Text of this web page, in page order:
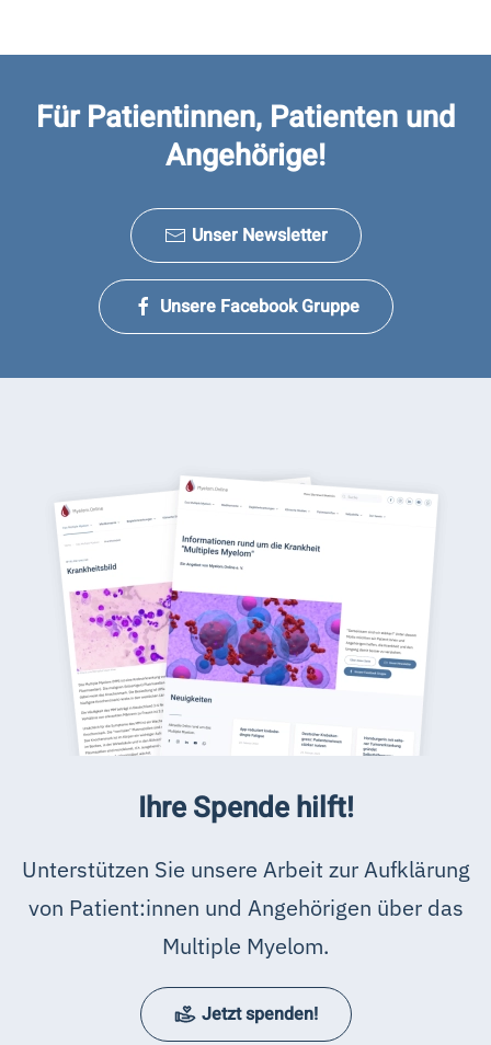
Für Patientinnen, Patienten und
Angehörige!
Unser Newsletter
Unsere Facebook Gruppe
Ihre Spende hilft!
Unterstützen Sie unsere Arbeit zur Aufklärung
von Patient:innen und Angehörigen über das
Multiple Myelom.
Jetzt spenden!